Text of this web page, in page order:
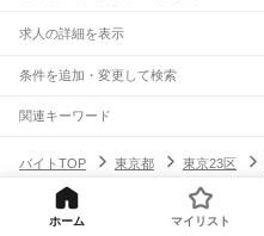
求人の詳細を表示
条件を追加・変更して検索
市区町村を追加・変更
東京都すべて
東京23区
千代田区
新宿区
世田谷区
中野区杉並区
駅を追加・変更
JR東海道本線(東京～熱海)
東京駅新橋駅
職種を追加・変更
飲食・フードサービス
関連キーワード
バイトTOP
東京都 東京23区
のアルバイト・バイト・求人
ホーム マイリスト